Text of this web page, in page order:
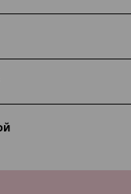
но ни
не видят